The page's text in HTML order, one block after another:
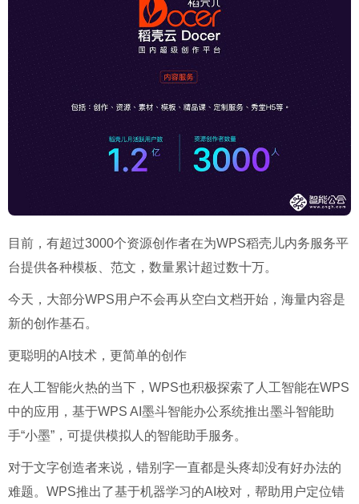
目前，有超过3000个资源创作者在为WPS稻壳儿内务服务平
台提供各种模板、范文，数量累计超过数十万。
今天，大部分WPS用户不会再从空白文档开始，海量内容是
新的创作基石。
更聪明的AI技术，更简单的创作
在人工智能火热的当下，WPS也积极探索了人工智能在WPS
中的应用，基于WPS AI墨斗智能办公系统推出墨斗智能助
手“小墨”，可提供模拟人的智能助手服务。
对于文字创造者来说，错别字一直都是头疼却没有好办法的
难题。WPS推出了基于机器学习的AI校对，帮助用户定位错